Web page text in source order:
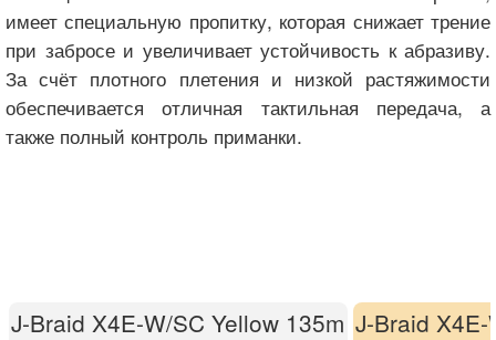
имеет специальную пропитку, которая снижает трение
при забросе и увеличивает устойчивость к абразиву.
За счёт плотного плетения и низкой растяжимости
обеспечивается отличная тактильная передача, а
также полный контроль приманки.
J-Braid X4E-W/SC Yellow 135m J-Braid